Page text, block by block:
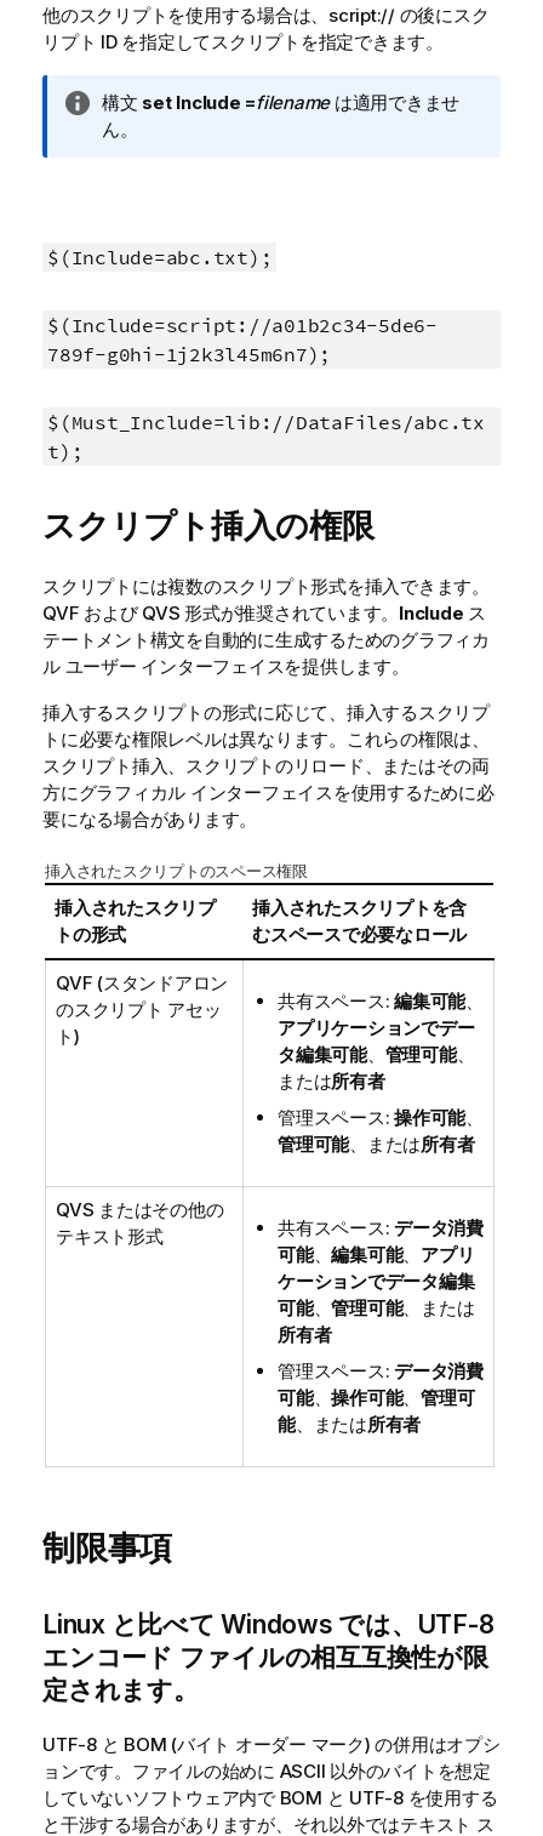
他のスクリプトを使用する場合は、 script:// の後にスク
リプト ID を指定してスクリプトを指定できます。
情
報
構文 set Include =filenameは適用できませ
ん。
$(Include=abc.txt);
$(Include=script://a01b2c34-5de6-
789f-g0hi-1j2k3l45m6n7);
$(Must_Include=lib://DataFiles/abc.tx
t);
スクリプト挿入の権限
スクリプトには複数のスクリプト形式を挿入できます。
QVF および QVS 形式が推奨されています。 Include ス
テートメント構文を自動的に生成するためのグラフィカ
ル ユーザー インターフェイスを提供します。
挿入するスクリプトの形式に応じて、挿入するスクリプ
トに必要な権限レベルは異なります。これらの権限は、
スクリプト挿入、スクリプトのリロード、またはその両
方にグラフィカル インターフェイスを使用するために必
要になる場合があります。
挿入されたスクリプトのスペース権限
挿入されたスクリプ
トの形式
挿入されたスクリプトを含
むスペースで必要なロール
QVF (スタンドアロン
のスクリプト アセッ
ト)
共有スペース: 編集可能、
アプリケーションでデー
タ編集可能、 管理可能、
または所有者
管理スペース: 操作可能、
管理可能、または所有者
QVS またはその他の
テキスト形式
共有スペース: データ消費
可能、編集可能、 アプリ
ケーションでデータ編集
可能、管理可能、または
所有者
管理スペース: データ消費
可能、操作可能、 管理可
能、または所有者
制限事項
Linux と比べて Windows では、UTF-8
エンコード ファイルの相互互換性が限
定されます。
UTF-8 と BOM (バイト オーダー マーク) の併用はオプシ
ョンです。ファイルの始めに ASCII 以外のバイトを想定
していないソフトウェア内で BOM と UTF-8 を使用する
と干渉する場合がありますが、それ以外ではテキスト ス